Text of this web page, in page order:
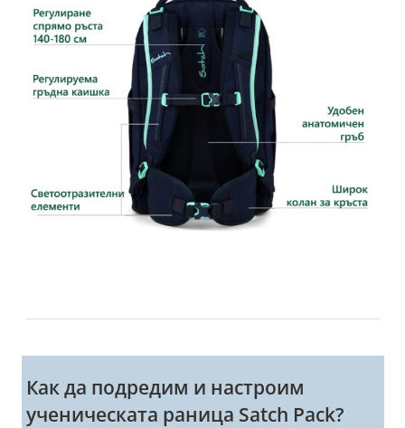
Как да подредим и настроим
ученическата раница Satch Pack?